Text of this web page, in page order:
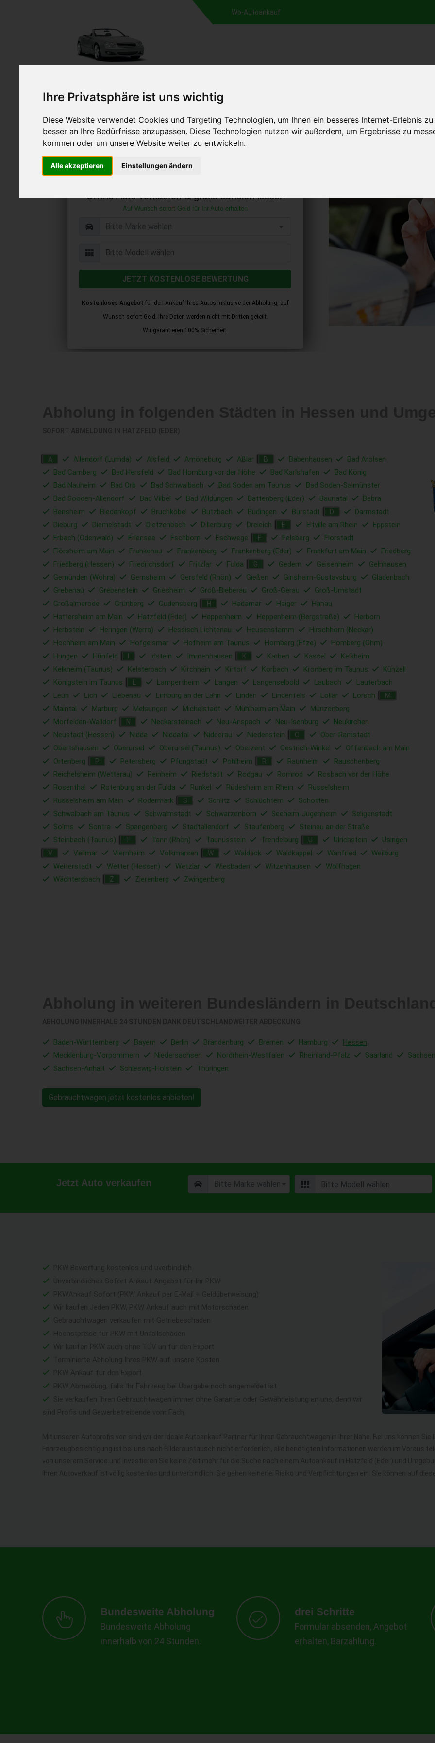
Ihre Privatsphäre ist uns wichtig
Diese Website verwendet Cookies und Targeting Technologien, um Ihnen ein besseres Internet-Erlebnis
besser an Ihre Bedürfnisse anzupassen. Diese Technologien nutzen wir außerdem, um Ergebnisse zu
kommen oder um unsere Website weiter zu entwickeln.
Alle akzeptieren Einstellungen ändern
Wo-Autoankauf
HOME AUTOANKAUF
Autoankauf in Hatzfeld (Eder) Hessen
Online Auto verkaufen & gratis abholen lassen
Auf Wunsch sofort Geld für Ihr Auto erhalten
JETZT KOSTENLOSE BEWERTUNG
Kostenloses Angebot für den Ankauf Ihres Autos inklusive der Abholung, auf
Wunsch sofort Geld. Ihre Daten werden nicht mit Dritten geteilt.
Wir garantieren 100% Sicherheit.
A Allendorf (Lumda) Alsfeld Amöneburg Aßlar B Babenhausen
Bad Arolsen
Bad Camberg
Bad Hersfeld Bad Homburg vor der Höhe Bad Karlshafen
Bad König
Bad Nauheim
Bad Orb Bad Schwalbach Bad Soden am Taunus
Bad Soden-Salmünster
Bad Sooden-Allendorf
Bad Vilbel Bad Wildungen Battenberg (Eder) Baunatal
Bebra
Bensheim
Biedenkopf Bruchköbel Butzbach Büdingen Bürstadt D
Darmstadt
Dieburg
Diemelstadt Dietzenbach Dillenburg Dreieich E Eltville am Rhein
Eppstein
Erbach (Odenwald)
Erlensee Eschborn Eschwege F Felsberg
Florstadt
Flörsheim am Main
Frankenau Frankenberg Frankenberg (Eder) Frankfurt am Main
Friedberg
Friedberg (Hessen)
Friedrichsdorf Fritzlar Fulda G Gedern Geisenheim
Gelnhausen
Gemünden (Wohra)
Gernsheim Gersfeld (Rhön) Gießen Ginsheim-Gustavsburg
Gladenbach
Grebenau
Grebenstein Griesheim Groß-Bieberau Groß-Gerau
Groß-Umstadt
Großalmerode
Grünberg Gudensberg H Hadamar Haiger
Hanau
Hattersheim am Main
Hatzfeld (Eder) Heppenheim Heppenheim (Bergstraße)
Herborn
Herbstein
Heringen (Werra) Hessisch Lichtenau Heusenstamm
Hirschhorn (Neckar)
Hochheim am Main
Hofgeismar Hofheim am Taunus Homberg (Efze)
Homberg (Ohm)
Hungen
Hünfeld Idstein Immenhausen K Karben Kassel
Kelkheim
Kelkheim (Taunus)
Kelsterbach Kirchhain Kirtorf Korbach Kronberg im Taunus
Künzell
Königstein im Taunus
Lampertheim Langen Langenselbold Laubach
Lauterbach
Leun
Lich Liebenau Limburg an der Lahn Linden Lindenfels Lollar Lorsch M
Maintal Marburg Melsungen Michelstadt Mühlheim am Main
Münzenberg
Mörfelden-Walldorf
N Neckarsteinach Neu-Anspach Neu-Isenburg
Neukirchen
Neustadt (Hessen)
Nidda Niddatal Nidderau Niedenstein O
Ober-Ramstadt
Obertshausen
Oberursel Oberursel (Taunus) Oberzent Oestrich-Winkel
Offenbach am Main
Ortenberg
P Petersberg Pfungstadt Pohlheim R Raunheim
Rauschenberg
Reichelsheim (Wetterau)
Reinheim Riedstadt Rodgau Romrod
Rosbach vor der Höhe
Rosenthal
Rotenburg an der Fulda Runkel Rüdesheim am Rhein
Rüsselsheim
Rüsselsheim am Main
Rödermark S Schlitz Schlüchtern
Schotten
Schwalbach am Taunus
Schwalmstadt Schwarzenborn Seeheim-Jugenheim
Seligenstadt
Solms
Sontra Spangenberg Stadtallendorf Staufenberg
Steinau an der Straße
Steinbach (Taunus)
T Tann (Rhön) Taunusstein Trendelburg U Ulrichstein Usingen
V Vellmar Viernheim Volkmarsen W Waldeck Waldkappel Wanfried
Weilburg
Weiterstadt
Wetter (Hessen) Wetzlar Wiesbaden Witzenhausen
Wolfhagen
Wächtersbach
Z Zierenberg Zwingenberg
Baden-Württemberg Bayern Berlin Brandenburg Bremen Hamburg
Hessen
Mecklenburg-Vorpommern
Niedersachsen Nordrhein-Westfalen Rheinland-Pfalz Saarland
Sachsen
Sachsen-Anhalt
Schleswig-Holstein Thüringen
Gebrauchtwagen jetzt kostenlos anbieten!
Jetzt Auto verkaufen
Bundesweite Abholung
Bundesweite Abholung
innerhalb von 24 Stunden.
drei Schritte
Formular absenden, Angebot
erhalten, Barzahlung.